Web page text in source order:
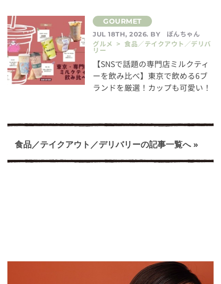
JUL 18TH, 2026. BY
ぽんちゃん
グルメ > 食品／テイクアウト／デリバ
リー
【SNSで話題の専門店ミルクティ
ーを飲み比べ】東京で飲める6ブ
ランドを厳選！カップも可愛い！
食品／テイクアウト／デリバリーの記事一覧へ »